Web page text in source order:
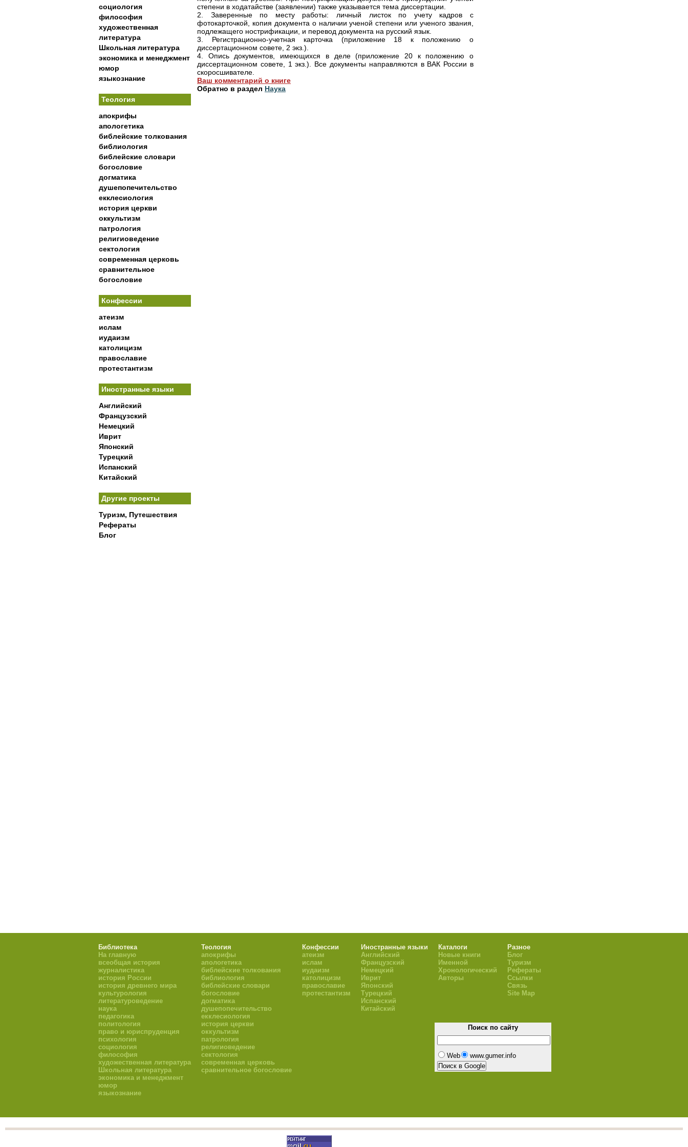
социология
философия
художественная
литература
Школьная литература
экономика и менеджмент
юмор
языкознание
Теология
апокрифы
апологетика
библейские толкования
библиология
библейские словари
богословие
догматика
душепопечительство
екклесиология
история церкви
оккультизм
патрология
религиоведение
сектология
современная церковь
сравнительное
богословие
Конфессии
атеизм
ислам
иудаизм
католицизм
православие
протестантизм
Иностранные языки
Английский
Французский
Немецкий
Иврит
Японский
Турецкий
Испанский
Китайский
Другие проекты
Туризм, Путешествия
Рефераты
Блог
степени в ходатайстве (заявлении) также указывается тема диссертации.
2. Заверенные по месту работы: личный листок по учету кадров с
фотокарточкой, копия документа о наличии ученой степени или ученого звания,
подлежащего нострификации, и перевод документа на русский язык.
3. Регистрационно-учетная карточка (приложение 18 к положению о
диссертационном совете, 2 экз.).
4. Опись документов, имеющихся в деле (приложение 20 к положению о
диссертационном совете, 1 экз.). Все документы направляются в ВАК России в
скоросшивателе.
Ваш комментарий о книге
Обратно в раздел Наука
Библиотека
На главную
всеобщая история
журналистика
история России
история древнего мира
культурология
литературоведение
наука
педагогика
политология
право и юриспруденция
психология
социология
философия
художественная литература
Школьная литература
экономика и менеджмент
юмор
языкознание
Теология
апокрифы
апологетика
библейские толкования
библиология
библейские словари
богословие
догматика
душепопечительство
екклесиология
история церкви
оккультизм
патрология
религиоведение
сектология
современная церковь
сравнительное богословие
Конфессии
атеизм
ислам
иудаизм
католицизм
православие
протестантизм
Иностранные языки
Английский
Французский
Немецкий
Иврит
Японский
Турецкий
Испанский
Китайский
Каталоги
Новые книги
Именной
Хронологический
Авторы
Разное
Блог
Туризм
Рефераты
Ссылки
Связь
Site Map
Поиск по сайту
Web www.gumer.info